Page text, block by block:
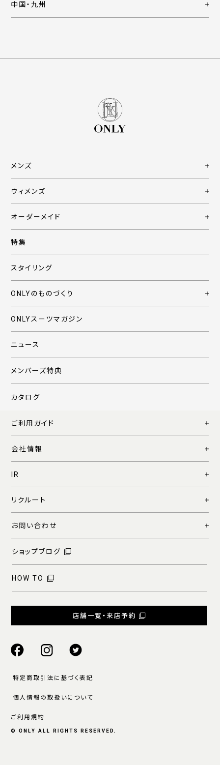
中国・九州
メンズ
ウィメンズ
オーダーメイド
特集
スタイリング
ONLYのものづくり
ONLYスーツマガジン
ニュース
メンバーズ特典
カタログ
ご利用ガイド
会社情報
IR
リクルート
お問い合わせ
ショップブログ
HOW TO
店舗一覧・来店予約
特定商取引法に基づく表記
個人情報の取扱いについて
ご利用規約
© ONLY ALL RIGHTS RESERVED.